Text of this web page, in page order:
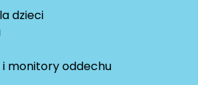
dzieci
monitory oddechu